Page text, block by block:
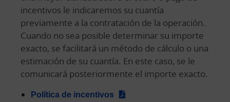
incentivos le indicaremos su cuantía
previamente a la contratación de la operación.
Cuando no sea posible determinar su importe
exacto, se facilitará un método de cálculo o una
estimación de su cuantía. En este caso, se le
comunicará posteriormente el importe exacto.
Política de incentivos